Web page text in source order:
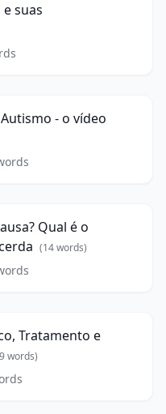
suas
- o vídeo
Qual é o
(14words)
Tratamento e
9words)